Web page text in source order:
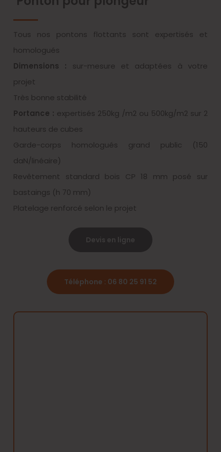
Tous nos pontons flottants sont expertisés et
homologués
Dimensions : sur-mesure et adaptées à votre
projet
Très bonne stabilité
Portance : expertisés 250kg /m2 ou 500kg/m2 sur 2
hauteurs de cubes
Garde-corps homologués grand public (150
daN/linéaire)
Revêtement standard bois CP 18 mm posé sur
bastaings (h 70 mm)
Platelage renforcé selon le projet
Devis en ligne
Téléphone : 06 80 25 91 52